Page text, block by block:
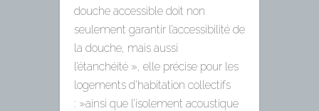
douche accessible doit non
seulement garantir l’accessibilité de
la douche, mais aussi
l’étanchéité », elle précise pour les
logements d’habitation collectifs
: »ainsi que l’isolement acoustique